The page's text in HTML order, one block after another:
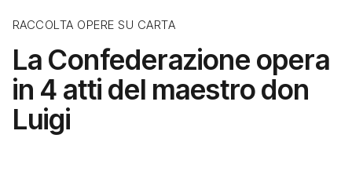
RACCOLTA OPERE SU CARTA
La Confederazione opera
in 4 atti del maestro don
Luigi